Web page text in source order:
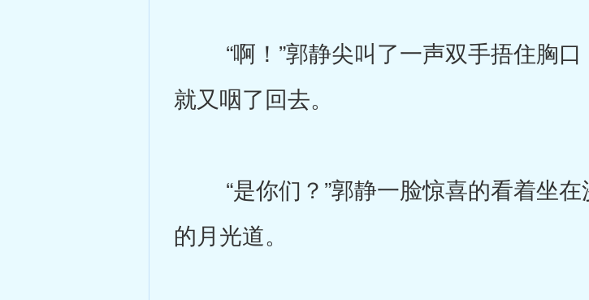
“啊！”郭静尖叫了一声双手捂住胸口
就又咽了回去。
“是你们？”郭静一脸惊喜的看着坐在
的月光道。